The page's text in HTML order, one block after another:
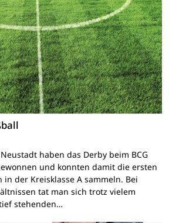
haben das Derby beim BCG
und konnten damit die ersten
in der Kreisklasse A sammeln. Bei
tat man sich trotz vielem
stehenden…